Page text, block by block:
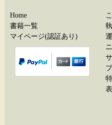
Home
書籍一覧
マイページ(認証あり)